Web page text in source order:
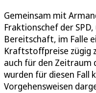
Gemeinsam mit
Fraktionschef der
Bereitschaft, im Falle
Kraftstoffpreise zügig
auch für den Zeitraum
wurden für diesen Fall
Vorgehensweisen